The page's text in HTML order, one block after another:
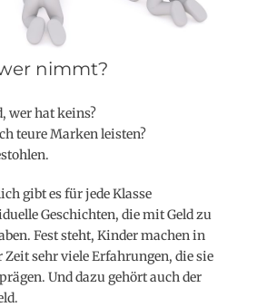
nimmt?
wer hat keins?
teure Marken leisten?
gibt es für jede Klasse
Geschichten, die mit Geld zu
Fest steht, Kinder machen in
Zeit sehr viele Erfahrungen, die sie
Und dazu gehört auch der